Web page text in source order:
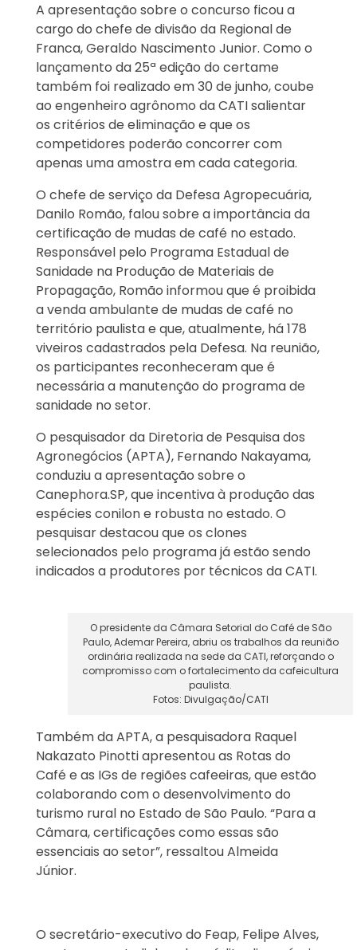
A apresentação sobre o concurso ficou a
cargo do chefe de divisão da Regional de
Franca, Geraldo Nascimento Junior. Como o
lançamento da 25ª edição do certame
também foi realizado em 30 de junho, coube
ao engenheiro agrônomo da CATI salientar
os critérios de eliminação e que os
competidores poderão concorrer com
apenas uma amostra em cada categoria.
O chefe de serviço da Defesa Agropecuária,
Danilo Romão, falou sobre a importância da
certificação de mudas de café no estado.
Responsável pelo Programa Estadual de
Sanidade na Produção de Materiais de
Propagação, Romão informou que é proibida
a venda ambulante de mudas de café no
território paulista e que, atualmente, há 178
viveiros cadastrados pela Defesa. Na reunião,
os participantes reconheceram que é
necessária a manutenção do programa de
sanidade no setor.
O pesquisador da Diretoria de Pesquisa dos
Agronegócios (APTA), Fernando Nakayama,
conduziu a apresentação sobre o
Canephora.SP, que incentiva à produção das
espécies conilon e robusta no estado. O
pesquisar destacou que os clones
selecionados pelo programa já estão sendo
indicados a produtores por técnicos da CATI.
O presidente da Câmara Setorial do Café de São
Paulo, Ademar Pereira, abriu os trabalhos da reunião
ordinária realizada na sede da CATI, reforçando o
compromisso com o fortalecimento da cafeicultura
paulista.
Fotos: Divulgação/CATI
Também da APTA, a pesquisadora Raquel
Nakazato Pinotti apresentou as Rotas do
Café e as IGs de regiões cafeeiras, que estão
colaborando com o desenvolvimento do
turismo rural no Estado de São Paulo. “Para a
Câmara, certificações como essas são
essenciais ao setor”, ressaltou Almeida
Júnior.
O secretário-executivo do Feap, Felipe Alves,